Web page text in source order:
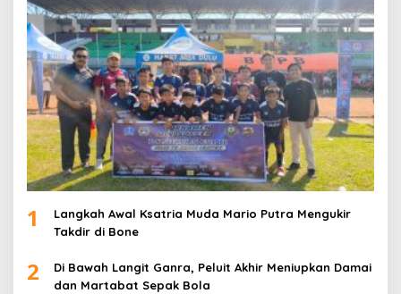
1
Langkah Awal Ksatria Muda Mario Putra Mengukir
Takdir di Bone
2
Di Bawah Langit Ganra, Peluit Akhir Meniupkan Damai
dan Martabat Sepak Bola